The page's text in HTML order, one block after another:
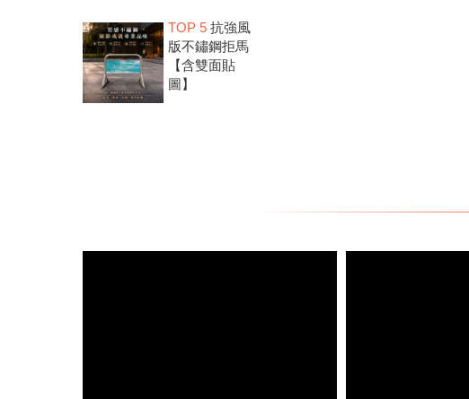
TOP 5 抗強風
版不鏽鋼拒馬
【含雙面貼
圖】